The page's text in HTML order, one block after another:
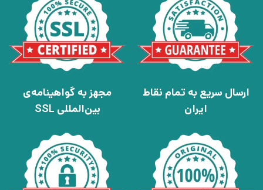
ارسال سریع به تمام نقاط
ایران
مجهز به گواهینامه‌ی
بین‌المللی SSL